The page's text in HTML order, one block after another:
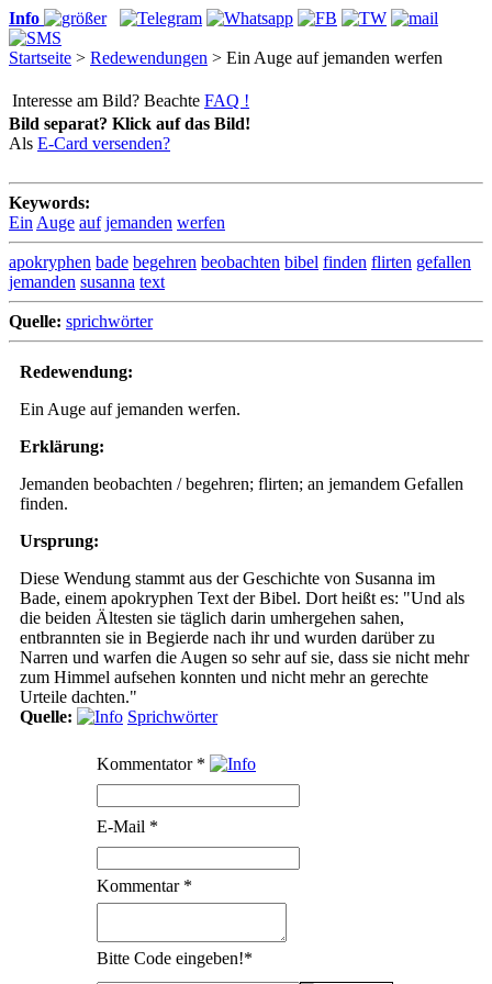
Info
Startseite > Redewendungen > Ein Auge auf jemanden werfen
Interesse am Bild? Beachte FAQ !
Bild separat? Klick auf das Bild!
Als E-Card versenden?
Keywords:
Ein Auge auf jemanden werfen
apokryphen bade begehren beobachten bibel finden flirten gefallen
jemanden susanna text
Quelle: sprichwörter
Redewendung:
Ein Auge auf jemanden werfen.
Erklärung:
Jemanden beobachten / begehren; flirten; an jemandem Gefallen
finden.
Ursprung:
Diese Wendung stammt aus der Geschichte von Susanna im
Bade, einem apokryphen Text der Bibel. Dort heißt es: "Und als
die beiden Ältesten sie täglich darin umhergehen sahen,
entbrannten sie in Begierde nach ihr und wurden darüber zu
Narren und warfen die Augen so sehr auf sie, dass sie nicht mehr
zum Himmel aufsehen konnten und nicht mehr an gerechte
Urteile dachten."
Quelle:
Sprichwörter
Kommentator *
E-Mail *
Kommentar *
Bitte Code eingeben!*